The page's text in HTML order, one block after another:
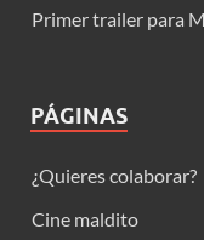
Primer trailer para
PÁGINAS
¿Quieres colaborar?
Cine maldito